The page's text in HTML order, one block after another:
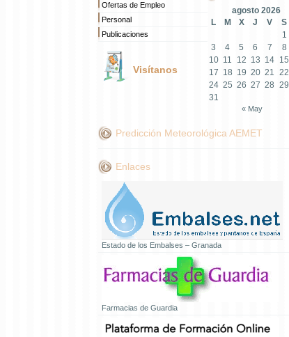
Ofertas de Empleo
Personal
Publicaciones
Visítanos
agosto 2026
L
M X J V S
1
3
4 5 6 7 8
10 11 12 13 14 15
17 18 19 20 21 22
24 25 26 27 28 29
31
« May
Predicción Meteorológica AEMET
Enlaces
Estado de los Embalses – Granada
Farmacias de Guardia